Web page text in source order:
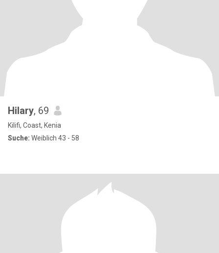
Hilary, 69
Kilifi, Coast, Kenia
Suche: Weiblich 43 - 58